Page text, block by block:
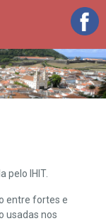
pelo IHIT.
entre fortes e
usadas nos